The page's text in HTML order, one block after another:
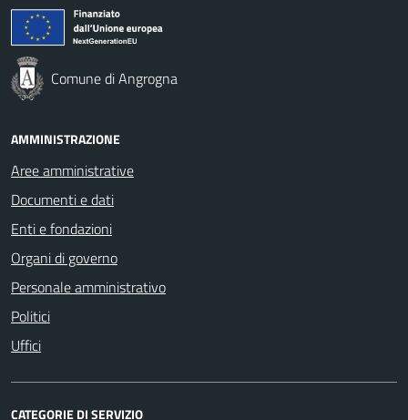
Comune di Angrogna
AMMINISTRAZIONE
Aree amministrative
Documenti e dati
Enti e fondazioni
Organi di governo
Personale amministrativo
Politici
Uffici
CATEGORIE DI SERVIZIO